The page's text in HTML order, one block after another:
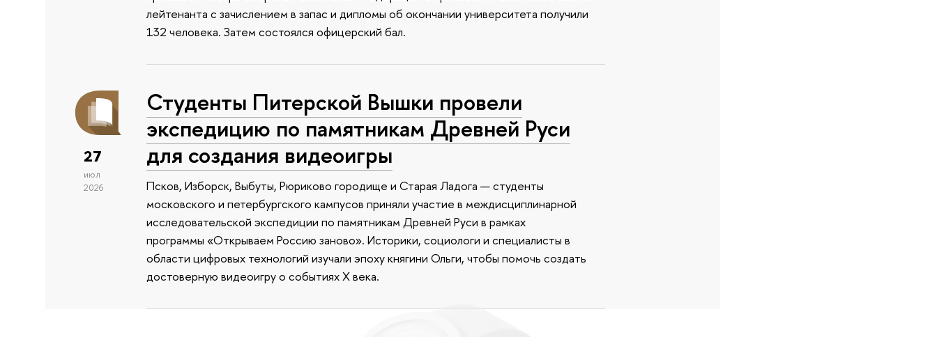
лейтенанта с зачислением в запас и дипломы об окончании университета получили
132 человека. Затем состоялся офицерский бал.
27
июл
2026
Студенты Питерской Вышки провели
экспедицию по памятникам Древней Руси
для создания видеоигры
Псков, Изборск, Выбуты, Рюриково городище и Старая Ладога — студенты
московского и петербургского кампусов приняли участие в междисциплинарной
исследовательской экспедиции по памятникам Древней Руси в рамках
программы «Открываем Россию заново». Историки, социологи и специалисты в
области цифровых технологий изучали эпоху княгини Ольги, чтобы помочь создать
достоверную видеоигру о событиях X века.